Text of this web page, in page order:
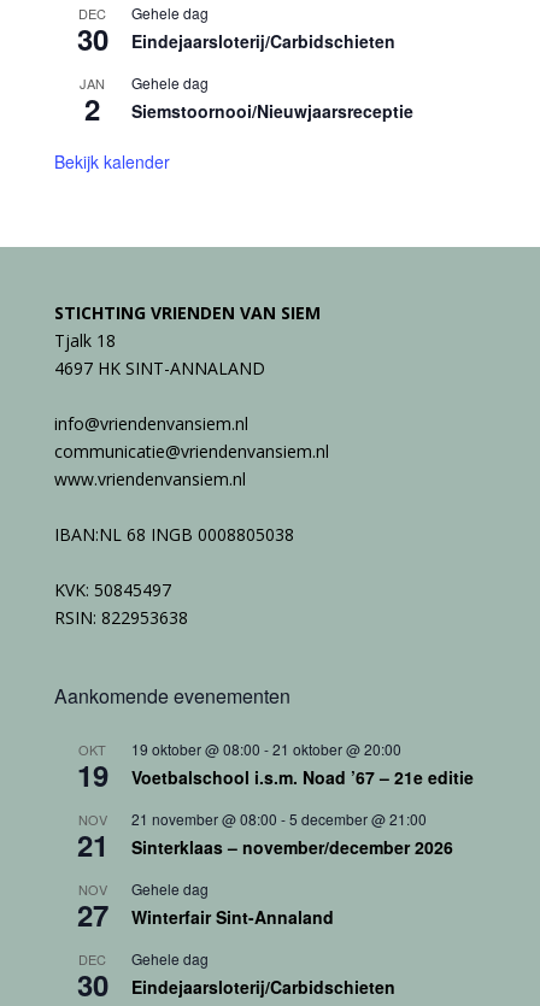
DEC
30
Gehele dag
Eindejaarsloterij/Carbidschieten
JAN
2
Gehele dag
Siemstoornooi/Nieuwjaarsreceptie
Bekijk kalender
STICHTING VRIENDEN VAN SIEM
Tjalk 18
4697 HK SINT-ANNALAND
info@vriendenvansiem.nl
communicatie@vriendenvansiem.nl
www.vriendenvansiem.nl
IBAN:NL 68 INGB 0008805038
KVK: 50845497
RSIN: 822953638
Aankomende evenementen
OKT
19
19 oktober @ 08:00 -21 oktober @ 20:00
Voetbalschool i.s.m. Noad ’67 – 21e editie
NOV
21
21 november @ 08:00 -5 december @ 21:00
Sinterklaas – november/december 2026
NOV
27
Gehele dag
Winterfair Sint-Annaland
DEC
30
Gehele dag
Eindejaarsloterij/Carbidschieten